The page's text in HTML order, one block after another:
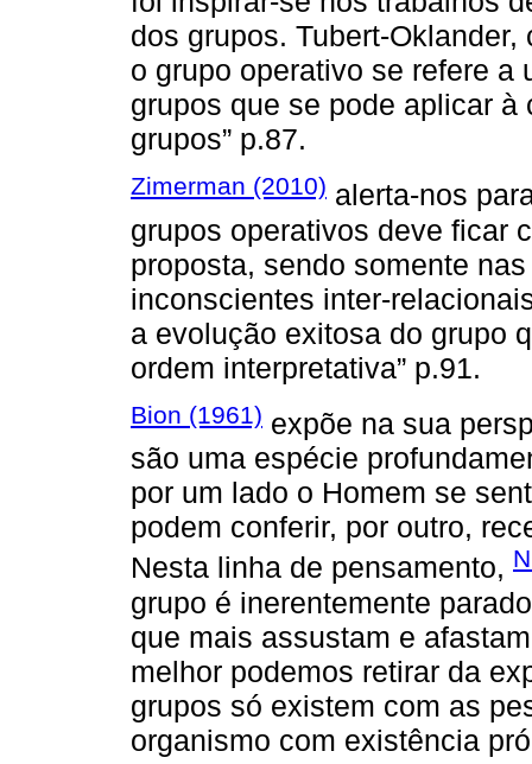
dos grupos. Tubert-
o grupo operativo se refere a
grupos que se pode aplicar
grupos” p.87.
Zimerman (2010) alerta-nos
grupos operativos deve ficar
proposta, sendo somente
inconscientes inter-
a evolução exitosa do grupo
ordem interpretativa” p.91.
Bion (1961) expõe na sua
são uma espécie
por um lado o Homem se
podem conferir, por outro,
Nesta linha de pensamento,
grupo é inerentemente
que mais assustam e
melhor podemos retirar da
grupos só existem com as
organismo com existência